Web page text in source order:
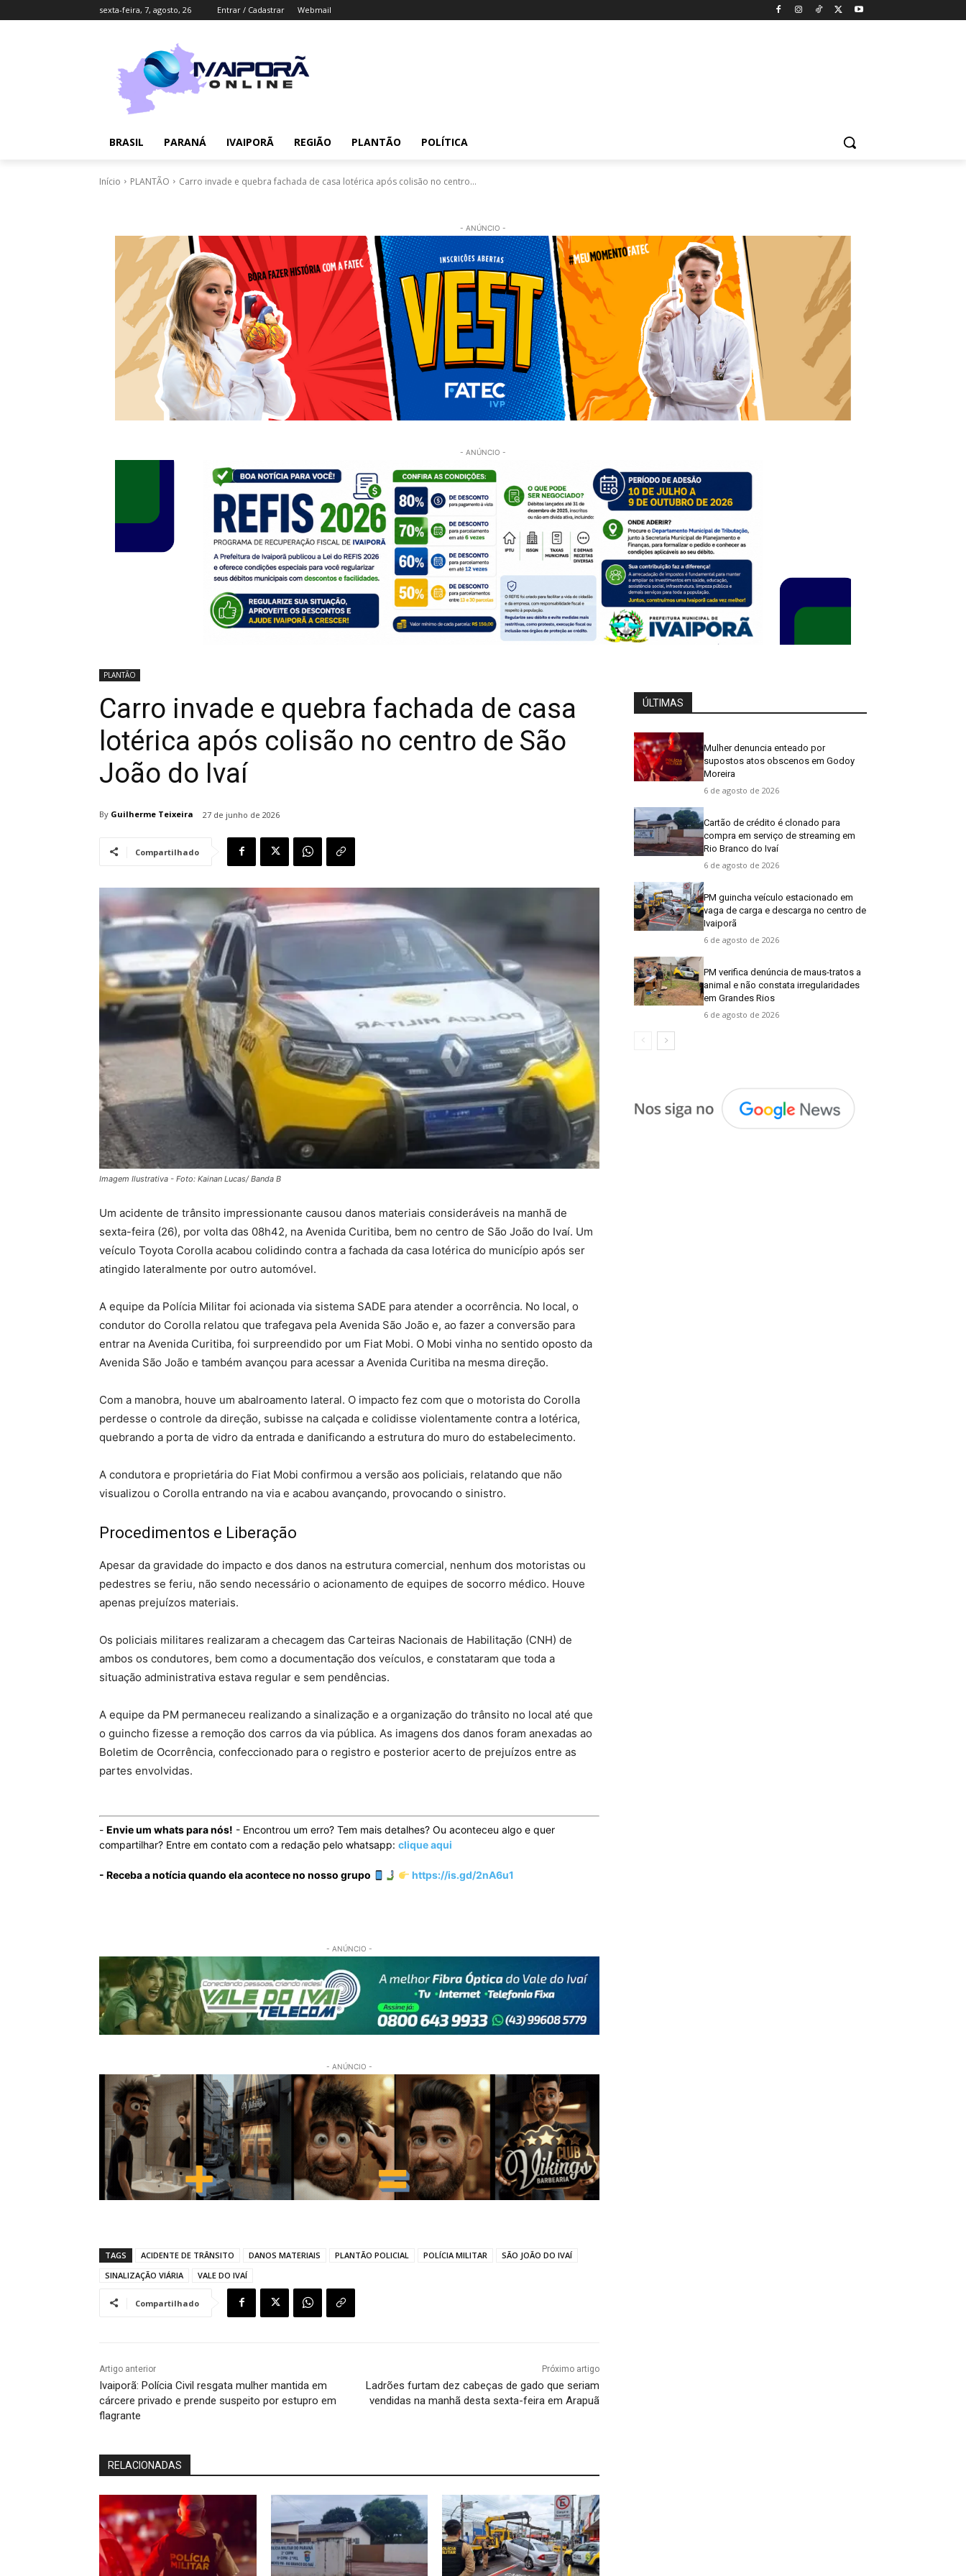
sexta-feira, 7, agosto, 26 Entrar / Cadastrar Webmail
BRASIL PARANÁ IVAIPORÃ REGIÃO PLANTÃO POLÍTICA
Início PLANTÃO Carro invade e quebra fachada de casa lotérica após colisão no centro...
- ANÚNCIO -
- ANÚNCIO -
PLANTÃO
Carro invade e quebra fachada de casa
lotérica após colisão no centro de São
João do Ivaí
By Guilherme Teixeira 27 de junho de 2026
Compartilhado
Imagem Ilustrativa - Foto: Kainan Lucas/ Banda B
Um acidente de trânsito impressionante causou danos materiais consideráveis na manhã de
sexta-feira (26), por volta das 08h42, na Avenida Curitiba, bem no centro de São João do Ivaí. Um
veículo Toyota Corolla acabou colidindo contra a fachada da casa lotérica do município após ser
atingido lateralmente por outro automóvel.
A equipe da Polícia Militar foi acionada via sistema SADE para atender a ocorrência. No local, o
condutor do Corolla relatou que trafegava pela Avenida São João e, ao fazer a conversão para
entrar na Avenida Curitiba, foi surpreendido por um Fiat Mobi. O Mobi vinha no sentido oposto da
Avenida São João e também avançou para acessar a Avenida Curitiba na mesma direção.
Com a manobra, houve um abalroamento lateral. O impacto fez com que o motorista do Corolla
perdesse o controle da direção, subisse na calçada e colidisse violentamente contra a lotérica,
quebrando a porta de vidro da entrada e danificando a estrutura do muro do estabelecimento.
A condutora e proprietária do Fiat Mobi confirmou a versão aos policiais, relatando que não
visualizou o Corolla entrando na via e acabou avançando, provocando o sinistro.
Procedimentos e Liberação
Apesar da gravidade do impacto e dos danos na estrutura comercial, nenhum dos motoristas ou
pedestres se feriu, não sendo necessário o acionamento de equipes de socorro médico. Houve
apenas prejuízos materiais.
Os policiais militares realizaram a checagem das Carteiras Nacionais de Habilitação (CNH) de
ambos os condutores, bem como a documentação dos veículos, e constataram que toda a
situação administrativa estava regular e sem pendências.
A equipe da PM permaneceu realizando a sinalização e a organização do trânsito no local até que
o guincho fizesse a remoção dos carros da via pública. As imagens dos danos foram anexadas ao
Boletim de Ocorrência, confeccionado para o registro e posterior acerto de prejuízos entre as
partes envolvidas.
- Envie um whats para nós! - Encontrou um erro? Tem mais detalhes? Ou aconteceu algo e quer
compartilhar? Entre em contato com a redação pelo whatsapp: clique aqui
- Receba a notícia quando ela acontece no nosso grupo https://is.gd/2nA6u1
- ANÚNCIO -
- ANÚNCIO -
TAGS ACIDENTE DE TRÂNSITO DANOS MATERIAIS PLANTÃO POLICIAL POLÍCIA MILITAR
SÃO JOÃO DO IVAÍ
SINALIZAÇÃO VIÁRIA
VALE DO IVAÍ
Compartilhado
Artigo anterior
Ivaiporã: Polícia Civil resgata mulher mantida em
cárcere privado e prende suspeito por estupro em
flagrante
Próximo artigo
Ladrões furtam dez cabeças de gado que seriam
vendidas na manhã desta sexta-feira em Arapuã
RELACIONADAS
ÚLTIMAS
Mulher denuncia enteado por
supostos atos obscenos em Godoy
Moreira
6 de agosto de 2026
Cartão de crédito é clonado para
compra em serviço de streaming em
Rio Branco do Ivaí
6 de agosto de 2026
PM guincha veículo estacionado em
vaga de carga e descarga no centro de
Ivaiporã
6 de agosto de 2026
PM verifica denúncia de maus-tratos a
animal e não constata irregularidades
em Grandes Rios
6 de agosto de 2026